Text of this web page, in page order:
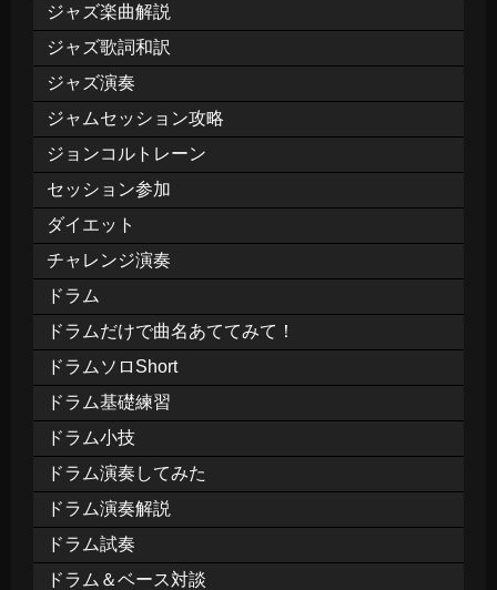
ジャズ楽曲解説
ジャズ歌詞和訳
ジャズ演奏
ジャムセッション攻略
ジョンコルトレーン
セッション参加
ダイエット
チャレンジ演奏
ドラム
ドラムだけで曲名あててみて！
ドラムソロShort
ドラム基礎練習
ドラム小技
ドラム演奏してみた
ドラム演奏解説
ドラム試奏
ドラム＆ベース対談